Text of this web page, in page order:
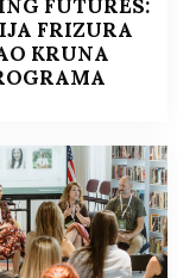
FUTURES:
FRIZURA
KRUNA